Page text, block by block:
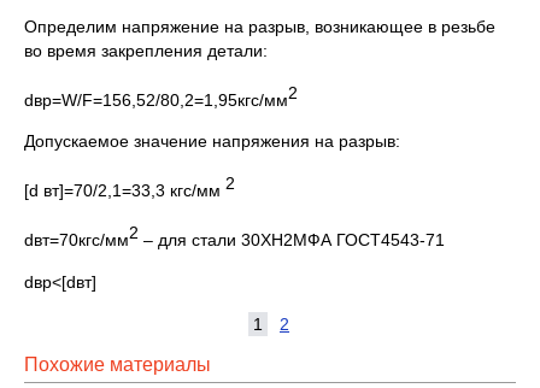
Определим напряжение на разрыв, возникающее в резьбе
во время закрепления детали:
dвр=W/F=156,52/80,2=1,95кгс/мм2
Допускаемое значение напряжения на разрыв:
[d вт]=70/2,1=33,3 кгс/мм 2
dвт=70кгс/мм2 – для стали 30ХН2МФА ГОСТ4543-71
dвр<[dвт]
1 2
Похожие материалы